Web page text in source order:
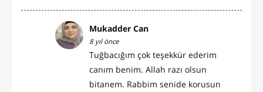
Mukadder Can
8 yıl önce
Tuğbacığım çok teşekkür ederim
canım benim. Allah razı olsun
bitanem. Rabbim senide korusun